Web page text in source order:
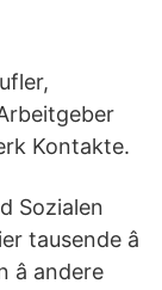
Kontakte.
Sozialen
tausende â
andere